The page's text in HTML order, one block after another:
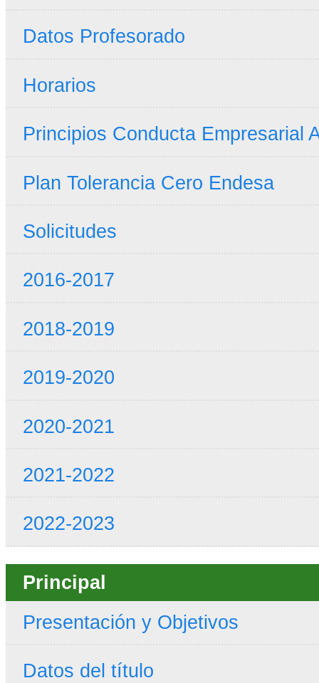
Datos Profesorado
Horarios
Principios Conducta Empresarial
Plan Tolerancia Cero Endesa
Solicitudes
2016-2017
2018-2019
2019-2020
2020-2021
2021-2022
2022-2023
Principal
Presentación y Objetivos
Datos del título